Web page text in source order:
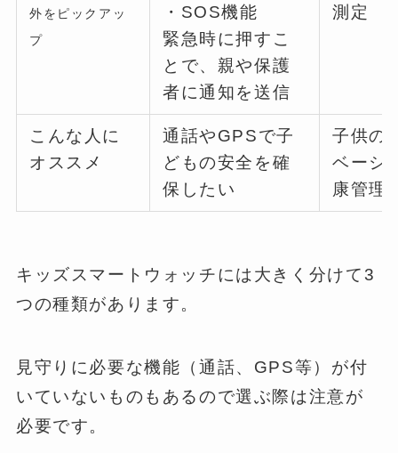
外をピックアッ
プ
・SOS機能
緊急時に押すこ
とで、親や保護
者に通知を送信
測定
こんな人に
オススメ
通話やGPSで子
どもの安全を確
保したい
子供の
ベーシ
康管理
キッズスマートウォッチには大きく分けて3
つの種類があります。
見守りに必要な機能（通話、GPS等）が付
いていないものもあるので選ぶ際は注意が
必要です。